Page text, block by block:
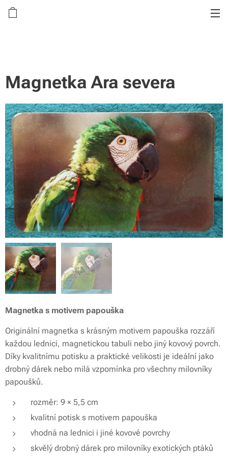
Magnetka Ara severa
Magnetka s motivem papouška
Originální magnetka s krásným motivem papouška rozzáří
každou lednici, magnetickou tabuli nebo jiný kovový povrch.
Díky kvalitnímu potisku a praktické velikosti je ideální jako
drobný dárek nebo milá vzpomínka pro všechny milovníky
papoušků.
rozměr: 9 × 5,5 cm
kvalitní potisk s motivem papouška
vhodná na lednici i jiné kovové povrchy
skvělý drobný dárek pro milovníky exotických ptáků